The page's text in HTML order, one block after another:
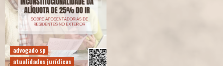
advogado sp
atualidades jurídicas